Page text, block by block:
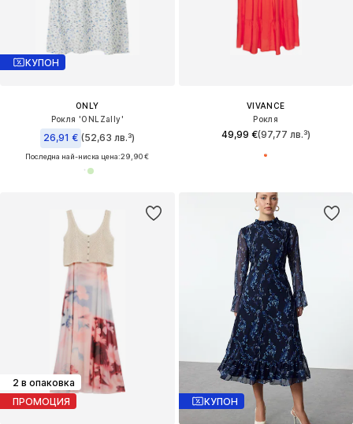
КУПОН
ONLY
Рокля 'ONLZally'
26,91 € (52,63 лв.³)
Последна най-ниска цена:29,90 €
VIVANCE
Рокля
49,99 €(97,77 лв.³)
2 в опаковка
ПРОМОЦИЯ
КУПОН